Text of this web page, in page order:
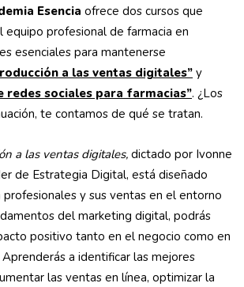
Esencia ofrece dos cursos que
equipo profesional de farmacia en
esenciales para mantenerse
a las ventas digitales” y
redes sociales para farmacias”. ¿Los
te contamos de qué se tratan.
a las ventas digitales, dictado por Ivonne
de Estrategia Digital, está diseñado
y sus ventas en el entorno
del marketing digital, podrás
positivo tanto en el negocio como en
a identificar las mejores
las ventas en línea, optimizar la